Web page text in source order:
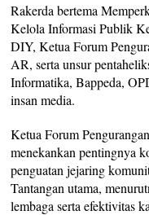
Rakerda bertema
Kelola Informasi Publik
DIY, Ketua Forum
AR, serta unsur
Informatika, Bappeda,
insan media.
Ketua Forum
menekankan pentingnya
penguatan jejaring
Tantangan utama,
lembaga serta efektivitas